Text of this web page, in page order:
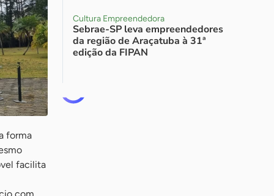
forma
facilita
Cultura Empreendedora
Sebrae-SP leva empreendedores
da região de Araçatuba à 31ª
edição da FIPAN